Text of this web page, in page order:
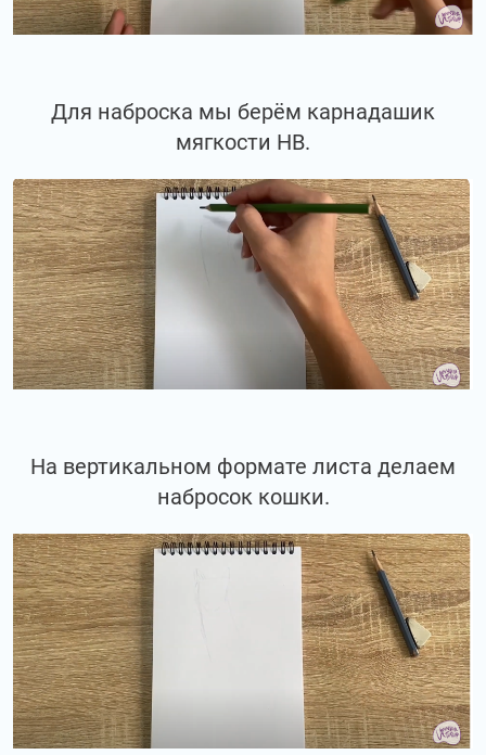
Для наброска мы берём карнадашик
мягкости НВ.
На вертикальном формате листа делаем
набросок кошки.